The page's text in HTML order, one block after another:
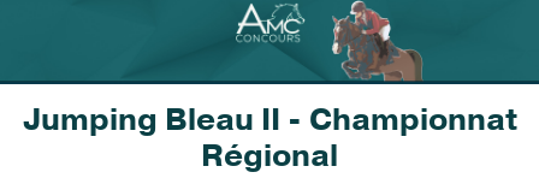
Jumping Bleau II - Championnat
Régional